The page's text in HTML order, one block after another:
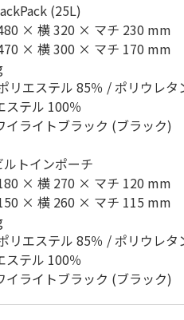
(25L)
× 横 320 × マチ 230 mm
× 横 300 × マチ 170 mm
リエステル 85％ / ポリウレタ
ステル 100％
イライトブラック (ブラック)
トインポーチ
× 横 270 × マチ 120 mm
× 横 260 × マチ 115 mm
リエステル 85％ / ポリウレタ
ステル 100％
イライトブラック (ブラック)